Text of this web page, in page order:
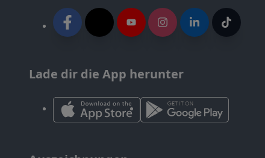
Lade dir die App herunter